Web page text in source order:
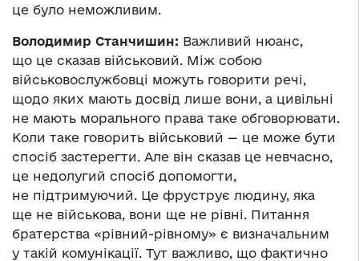
це було неможливим.
Володимир Станчишин: Важливий нюанс,
що це сказав військовий. Між собою
військовослужбовці можуть говорити речі,
щодо яких мають досвід лише вони, а цивільні
не мають морального права таке обговорювати.
Коли таке говорить військовий — це може бути
спосіб застерегти. Але він сказав це невчасно,
це недолугий спосіб допомогти,
не підтримуючий. Це фруструє людину, яка
ще не військова, вони ще не рівні. Питання
братерства «рівний-рівному» є визначальним
у такій комунікації. Тут важливо, що фактично